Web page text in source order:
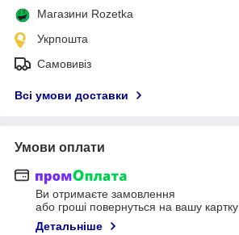
Магазини Rozetka
Укрпошта
Самовивіз
Всі умови доставки
Умови оплати
Ви отримаєте замовлення
або гроші повернуться на вашу картку
Детальніше